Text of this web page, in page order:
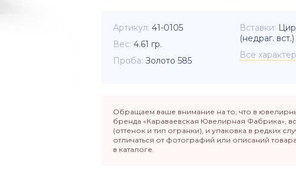
Артикул 41-0105
Вес 4.61 гр.
Проба Золото 585
Вставки
(недраг. вст.)
Все
Обращаем ваше внимание на то, что в
бренда «Караваевская Ювелирная Фабрика»,
(оттенок и тип огранки), и упаковка в редких
отличаться от фотографий или описаний
в каталоге.